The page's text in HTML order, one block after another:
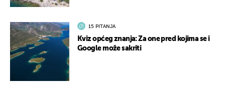
15 PITANJA
Kviz općeg znanja: Za one pred kojima se i
Google može sakriti